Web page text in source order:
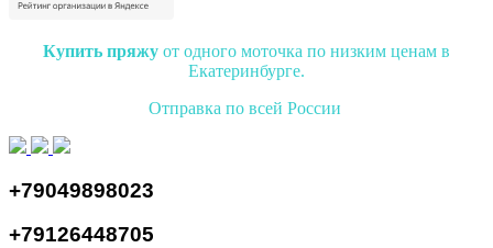
Купить пряжу от одного моточка по низким ценам в
Екатеринбурге.
Отправка по всей России
+79049898023
+79126448705